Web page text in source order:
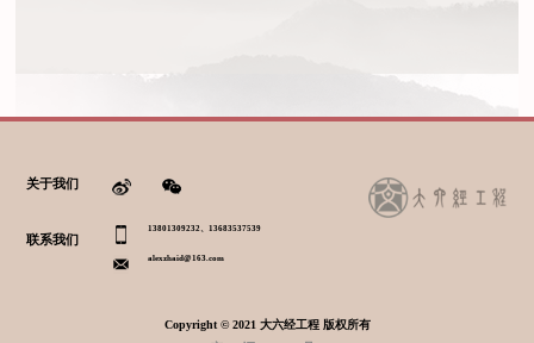
关于我们
联系我们
13801309232、13683537539
alexzhaid@163.com
Copyright © 2021 大六经工程 版权所有